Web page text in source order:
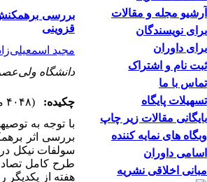
آرشیو مجله و مقالات
برای نویسندگان
برای داوران
ثبت نام و اشتراک
تماس با ما
تسهیلات پایگاه
بایگانی مقالات زیر چاپ
وبگاه های نمایه کننده
اسامی داوران
مبانی اخلاقی نشریه
بررسی برهمکنش
قزوینی
مجید
دانشگاه
چکیده:
(۴۰۴۸ مشاهده)
با توجه به
بررسی اثر
سولفات نیکل در سه سطح (0، 150 و 300
هفته از